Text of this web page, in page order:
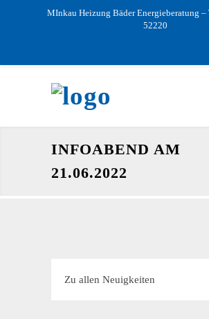
INFOABEND AM
21.06.2022
Zu allen Neuigkeiten
MInkau Heizung Bäder Energieberatung –
52220